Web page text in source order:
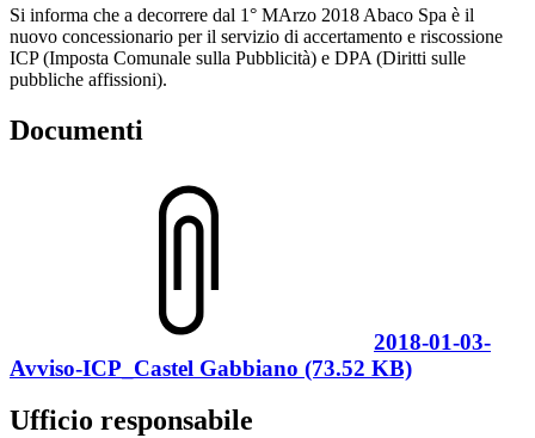
Si informa che a decorrere dal 1° MArzo 2018 Abaco Spa è il
nuovo concessionario per il servizio di accertamento e riscossione
ICP (Imposta Comunale sulla Pubblicità) e DPA (Diritti sulle
pubbliche affissioni).
Documenti
2018-01-03-
Avviso-ICP_Castel Gabbiano (73.52 KB)
Ufficio responsabile